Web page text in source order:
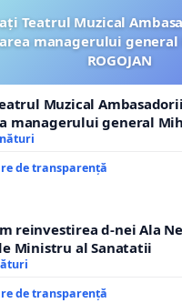
Teatrul Muzical
managerului
ROGOJAN
Muzical
managerului general
de transparență
reinvestirea d-nei Ala
Ministru al Sanatatii
de transparență